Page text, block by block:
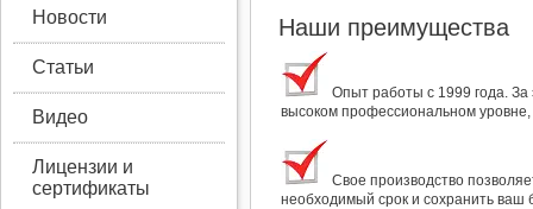
Производст
венные
услуги
Airsystem
Новости
Статьи
Видео
Лицензии и
сертификаты
Наши преимущества
Опыт работы с 1999 года.
высоком профессиональном
Свое производство
необходимый срок и сохранить ваш